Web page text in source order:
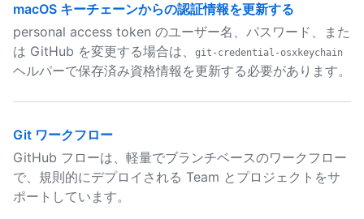
macOS キーチェーンからの認証情報を更新する
personal access token のユーザー名、パスワード、また
は GitHub を変更する場合は、
git-credential-osxkeychain
ヘルパーで保存済み資格情報を更新する必要があります。
Git ワークフロー
GitHub フローは、軽量でブランチベースのワークフロー
で、規則的にデプロイされる Team とプロジェクトをサ
ポートしています。